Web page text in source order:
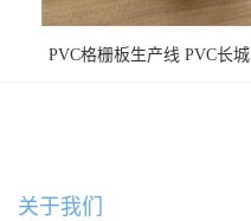
PVC格栅板生产线 PVC长城
关于我们